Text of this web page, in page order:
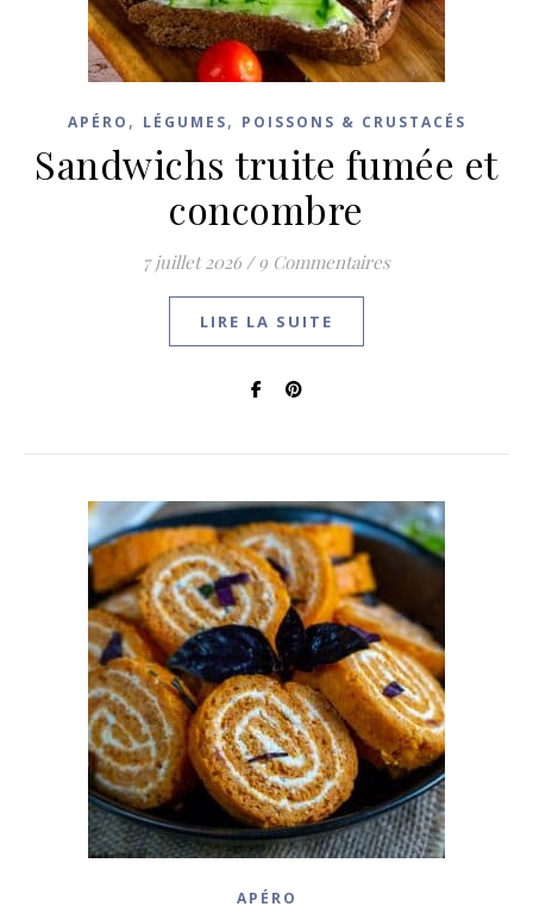
APÉRO , LÉGUMES, POISSONS & CRUSTACÉS
Sandwichs truite fumée et
concombre
7 juillet 2026 / 9 Commentaires
LIRE LA SUITE
APÉRO